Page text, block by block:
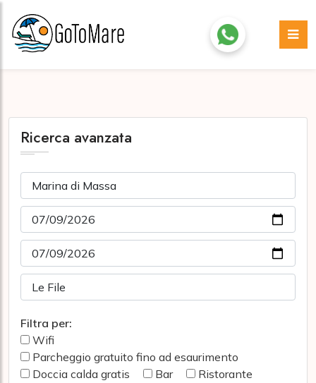
Ricerca avanzata
Filtra per:
Wifi
Parcheggio gratuito fino ad esaurimento
Doccia calda gratis
Bar
Ristorante